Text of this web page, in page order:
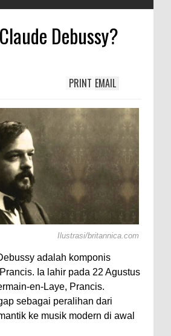
Debussy?
EMAIL
PRINT
Ilustrasi/britannica.com
adalah komponis
Ia lahir pada 22 Agustus
en-Laye, Prancis.
sebagai peralihan dari
ke musik modern di awal